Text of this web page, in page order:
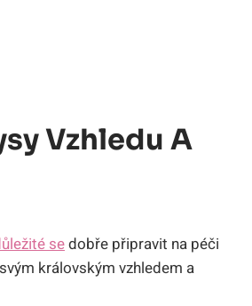
Vzhledu A
sedobře připravit na péči
královským vzhledem a